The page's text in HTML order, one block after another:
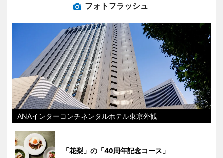
フォトフラッシュ
ANAインターコンチネンタルホテル東京外観
「花梨」の「40周年記念コース」